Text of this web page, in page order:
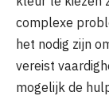
complexe
het nodig zijn
vereist
mogelijk de